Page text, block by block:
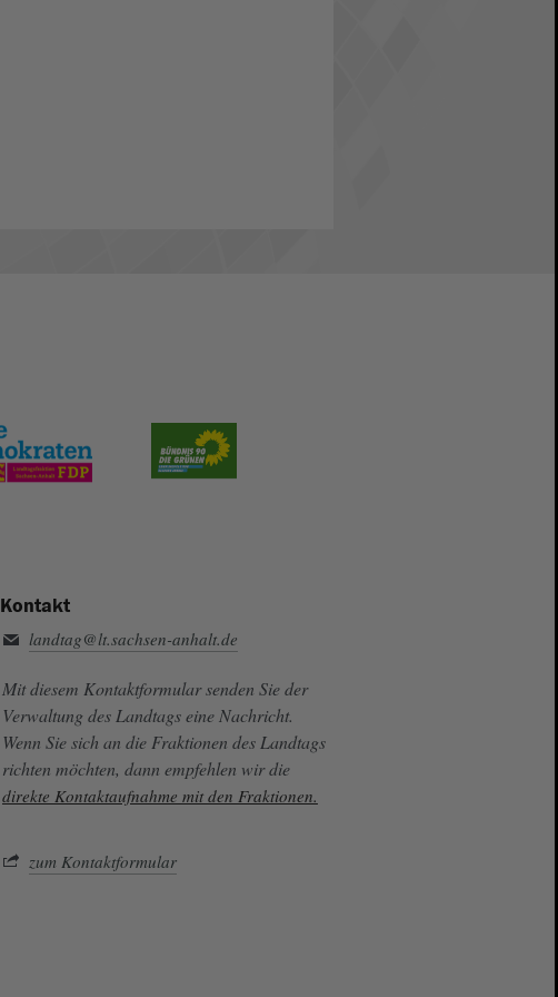
Kontakt
landtag@lt.sachsen-anhalt.de
Mit diesem Kontaktformular senden Sie der
Verwaltung des Landtags eine Nachricht.
Wenn Sie sich an die Fraktionen des Landtags
richten möchten, dann empfehlen wir die
direkte Kontaktaufnahme mit den Fraktionen.
zum Kontaktformular